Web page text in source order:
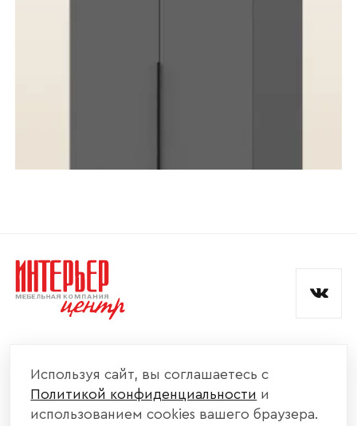
КАТАЛОГ МЕБЕЛИ
Используя сайт, вы соглашаетесь с
Политикой конфиденциальности и
использованием cookies вашего браузера.